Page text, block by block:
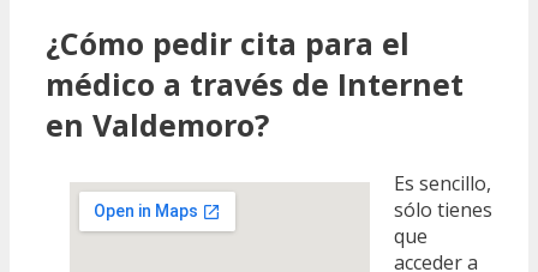
¿Cómo pedir cita para el
médico a través de Internet
en Valdemoro?
Es sencillo,
sólo tienes
que
acceder a